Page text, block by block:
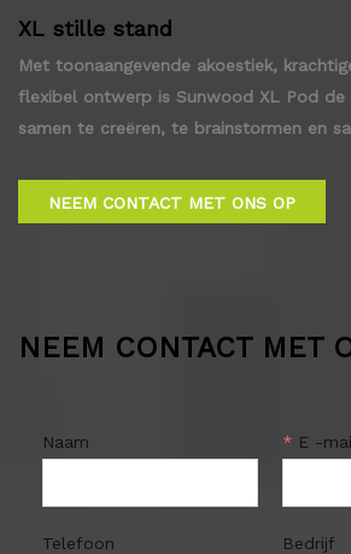
XL stille stand
Met toonaangevende akoestiek,
flexibel ontwerp is Sunwood XL Pod de
samen te creëren, te brainstormen en
NEEM CONTACT MET ONS OP
NEEM CONTACT MET
Naam * E -
Telefoon Bedrijf